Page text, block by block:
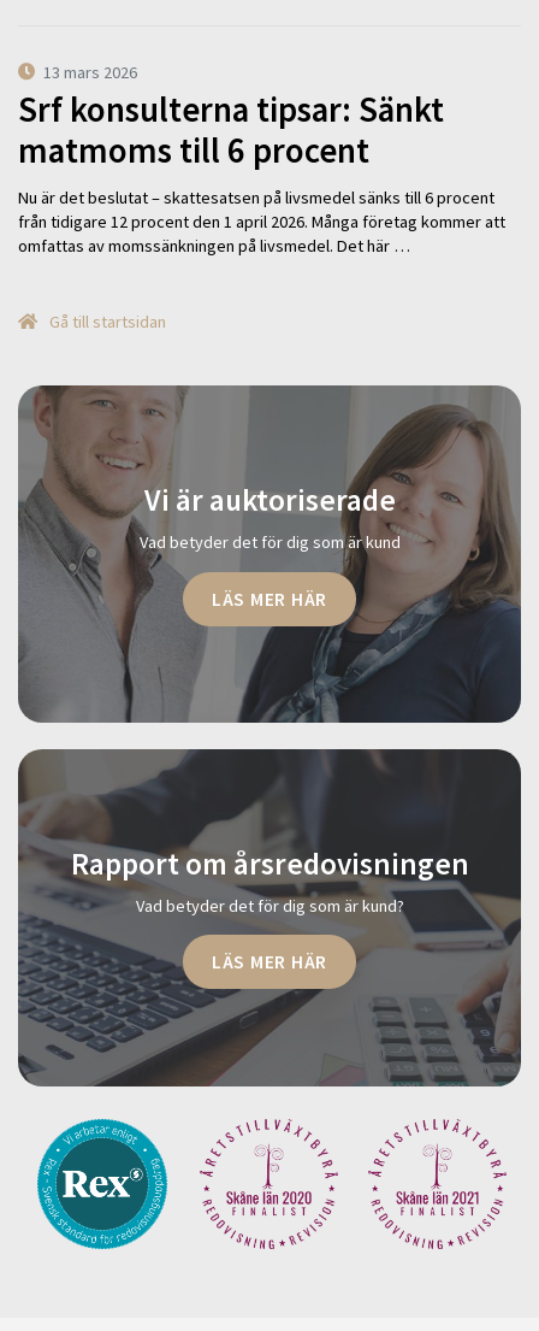
13 mars 2026
Srf konsulterna tipsar: Sänkt
matmoms till 6 procent
Nu är det beslutat – skattesatsen på livsmedel sänks till 6 procent
från tidigare 12 procent den 1 april 2026. Många företag kommer att
omfattas av momssänkningen på livsmedel. Det här …
Gå till startsidan
Vi är auktoriserade
Vad betyder det för dig som är kund
LÄS MER HÄR
Rapport om årsredovisningen
Vad betyder det för dig som är kund?
LÄS MER HÄR